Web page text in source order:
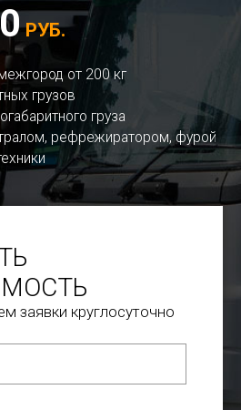
РУБ.
от 200 кг
грузов
груза
рефрежиратором, фурой
заявки круглосуточно